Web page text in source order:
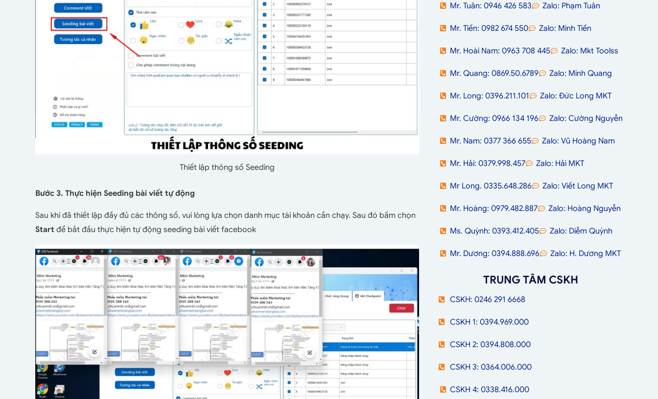
Thiết lập thông số Seeding
Bước 3. Thực hiện Seeding bài viết tự động
Sau khi đã thiết lập đầy đủ các thông số, vui lòng lựa chọn danh mục tài khoản cần chạy. Sau đó bấm chọn
Start để bắt đầu thực hiện tự động seeding bài viết facebook
Mr. Tuân: 0946 426 583 Zalo: Phạm Tuân
Mr. Tiến: 0982 674 550 Zalo: Minh Tiến
Mr. Hoài Nam: 0963 708 445 Zalo: Mkt Toolss
Mr. Quang: 0869.50.6789 Zalo: Minh Quang
Mr. Long: 0396.211.101 Zalo: Đức Long MKT
Mr. Cường: 0966 134 196 Zalo: Cường Nguyễn
Mr. Nam: 0377 366 655 Zalo: Vũ Hoàng Nam
Mr. Hải: 0379.998.457 Zalo: Hải MKT
Mr Long. 0335.648.286 Zalo: Viết Long MKT
Mr. Hoàng: 0979.482.887 Zalo: Hoàng Nguyễn
Ms. Quỳnh: 0393.412.405 Zalo: Diễm Quỳnh
Mr. Dương: 0394.888.696 Zalo: H. Dương MKT
TRUNG TÂM CSKH
CSKH: 0246 291 6668
CSKH 1: 0394.969.000
CSKH 2: 0394.808.000
CSKH 3: 0364.006.000
CSKH 4: 0338.416.000